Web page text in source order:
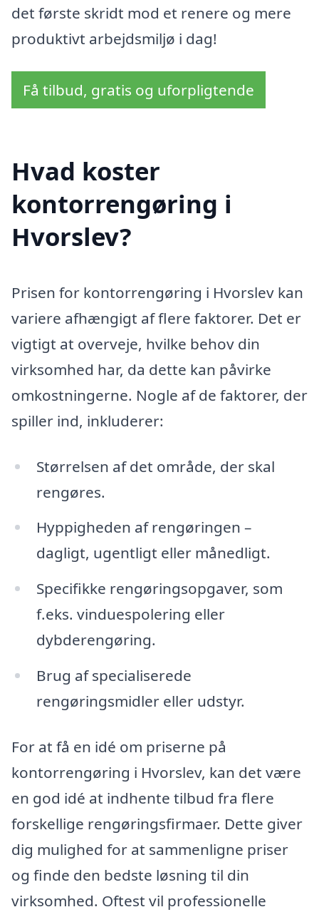
det første skridt mod et renere og mere
produktivt arbejdsmiljø i dag!
Få tilbud, gratis og uforpligtende
Hvad koster
kontorrengøring i
Hvorslev?
Prisen for kontorrengøring i Hvorslev kan
variere afhængigt af flere faktorer. Det er
vigtigt at overveje, hvilke behov din
virksomhed har, da dette kan påvirke
omkostningerne. Nogle af de faktorer, der
spiller ind, inkluderer:
Størrelsen af det område, der skal
rengøres.
Hyppigheden af rengøringen –
dagligt, ugentligt eller månedligt.
Specifikke rengøringsopgaver, som
f.eks. vinduespolering eller
dybderengøring.
Brug af specialiserede
rengøringsmidler eller udstyr.
For at få en idé om priserne på
kontorrengøring i Hvorslev, kan det være
en god idé at indhente tilbud fra flere
forskellige rengøringsfirmaer. Dette giver
dig mulighed for at sammenligne priser
og finde den bedste løsning til din
virksomhed. Oftest vil professionelle